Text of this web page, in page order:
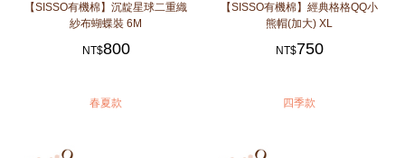
【SISSO有機棉】沉靛星球二重織
紗布蝴蝶裝 6M
NT$800
春夏款
【SISSO有機棉】經典格格QQ小
熊帽(加大) XL
NT$750
四季款